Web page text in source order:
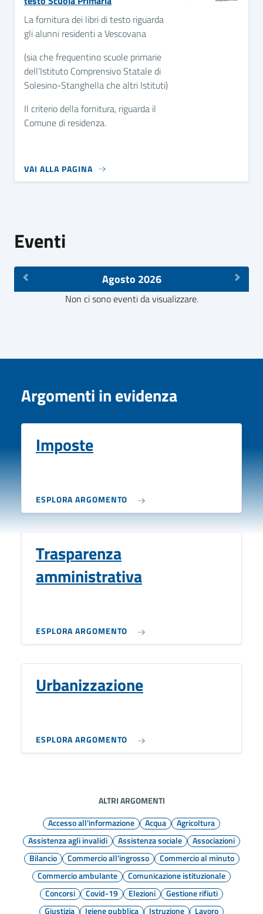
La fornitura dei libri di testo riguarda
gli alunni residenti a Vescovana
(sia che frequentino scuole primarie
dell’Istituto Comprensivo Statale di
Solesino-Stanghella che altri Istituti)
Il criterio della fornitura, riguarda il
Comune di residenza.
VAI ALLA PAGINA
Eventi
Agosto 2026
Non ci sono eventi da visualizzare.
Argomenti in evidenza
Imposte
ESPLORA ARGOMENTO
Trasparenza
amministrativa
ESPLORA ARGOMENTO
Urbanizzazione
ESPLORA ARGOMENTO
ALTRI ARGOMENTI
Accesso all'informazione
Acqua
Agricoltura
Assistenza agli invalidi
Assistenza sociale
Associazioni
Bilancio
Commercio all'ingrosso
Commercio al minuto
Commercio ambulante
Comunicazione istituzionale
Concorsi
Covid-19 Elezioni
Gestione rifiuti
Giustizia
Igiene pubblica Istruzione Lavoro